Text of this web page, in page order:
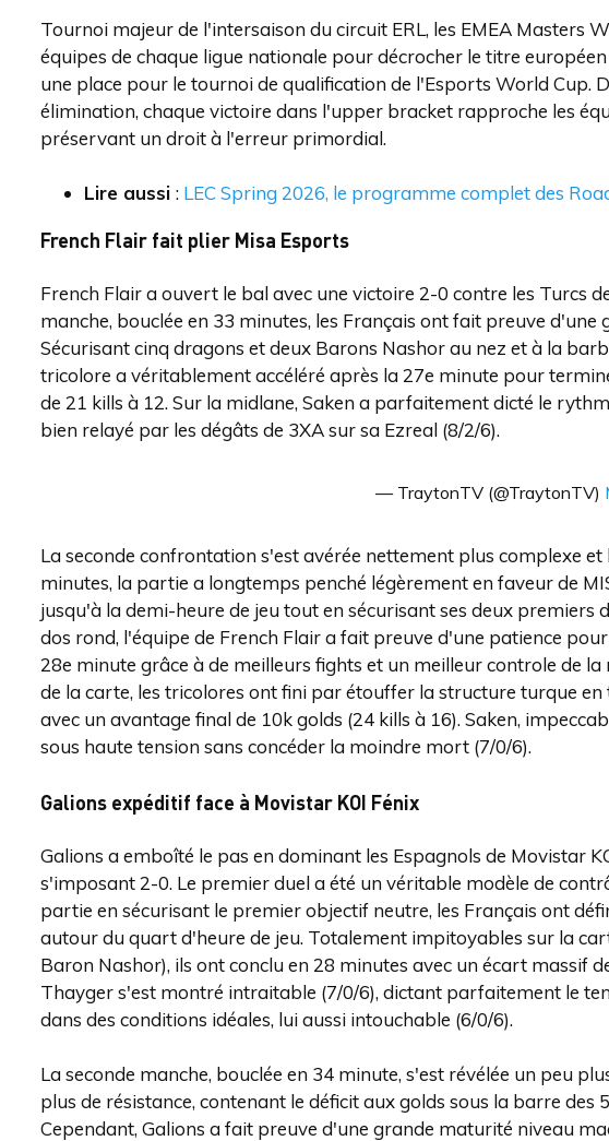
Tournoi majeur de l'intersaison du circuit ERL, les EMEA Masters
équipes de chaque ligue nationale pour décrocher le titre
une place pour le tournoi de qualification de l'Esports World Cup.
élimination, chaque victoire dans l'upper bracket rapproche les
préservant un droit à l'erreur primordial.
Lire aussi : LEC Spring 2026, le programme complet des
French Flair fait plier Misa Esports
French Flair a ouvert le bal avec une victoire 2-0 contre les Turcs
manche, bouclée en 33 minutes, les Français ont fait preuve
Sécurisant cinq dragons et deux Barons Nashor au nez et à la
tricolore a véritablement accéléré après la 27e minute pour
de 21 kills à 12. Sur la midlane, Saken a parfaitement dicté le
bien relayé par les dégâts de 3XA sur sa Ezreal (8/2/6).
— TraytonTV (@TraytonTV)
La seconde confrontation s'est avérée nettement plus complexe
minutes, la partie a longtemps penché légèrement en faveur de
jusqu'à la demi-heure de jeu tout en sécurisant ses deux premiers
dos rond, l'équipe de French Flair a fait preuve d'une patience
28e minute grâce à de meilleurs fights et un meilleur controle de
de la carte, les tricolores ont fini par étouffer la structure turque
avec un avantage final de 10k golds (24 kills à 16). Saken,
sous haute tension sans concéder la moindre mort (7/0/6).
Galions expéditif face à Movistar KOI Fénix
Galions a emboîté le pas en dominant les Espagnols de Movistar
s'imposant 2-0. Le premier duel a été un véritable modèle de
partie en sécurisant le premier objectif neutre, les Français ont
autour du quart d'heure de jeu. Totalement impitoyables sur la
Baron Nashor), ils ont conclu en 28 minutes avec un écart massif
Thayger s'est montré intraitable (7/0/6), dictant parfaitement le
dans des conditions idéales, lui aussi intouchable (6/0/6).
La seconde manche, bouclée en 34 minute, s'est révélée un peu
plus de résistance, contenant le déficit aux golds sous la barre des
Cependant, Galions a fait preuve d'une grande maturité niveau